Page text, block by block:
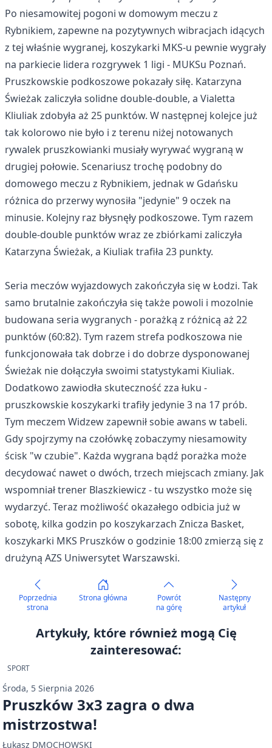
Po niesamowitej pogoni w domowym meczu z
Rybnikiem, zapewne na pozytywnych wibracjach idących
z tej właśnie wygranej, koszykarki MKS-u pewnie wygrały
na parkiecie lidera rozgrywek 1 ligi - MUKSu Poznań.
Pruszkowskie podkoszowe pokazały siłę. Katarzyna
Świeżak zaliczyła solidne double-double, a Vialetta
Kliuliak zdobyła aż 25 punktów. W następnej kolejce już
tak kolorowo nie było i z terenu niżej notowanych
rywalek pruszkowianki musiały wyrywać wygraną w
drugiej połowie. Scenariusz trochę podobny do
domowego meczu z Rybnikiem, jednak w Gdańsku
różnica do przerwy wynosiła "jedynie" 9 oczek na
minusie. Kolejny raz błysnęły podkoszowe. Tym razem
double-double punktów wraz ze zbiórkami zaliczyła
Katarzyna Świeżak, a Kiuliak trafiła 23 punkty.
Seria meczów wyjazdowych zakończyła się w Łodzi. Tak
samo brutalnie zakończyła się także powoli i mozolnie
budowana seria wygranych - porażką z różnicą aż 22
punktów (60:82). Tym razem strefa podkoszowa nie
funkcjonowała tak dobrze i do dobrze dysponowanej
Świeżak nie dołączyła swoimi statystykami Kiuliak.
Dodatkowo zawiodła skuteczność zza łuku -
pruszkowskie koszykarki trafiły jedynie 3 na 17 prób.
Tym meczem Widzew zapewnił sobie awans w tabeli.
Gdy spojrzymy na czołówkę zobaczymy niesamowity
ścisk "w czubie". Każda wygrana bądź porażka może
decydować nawet o dwóch, trzech miejscach zmiany. Jak
wspomniał trener Blaszkiewicz - tu wszystko może się
wydarzyć. Teraz możliwość okazałego odbicia już w
sobotę, kilka godzin po koszykarzach Znicza Basket,
koszykarki MKS Pruszków o godzinie 18:00 zmierzą się z
drużyną AZS Uniwersytet Warszawski.
Poprzednia
strona
Strona główna
Powrót
na górę
Następny
artykuł
Artykuły, które również mogą Cię
zainteresować:
SPORT
Środa, 5 Sierpnia 2026
Pruszków 3x3 zagra o dwa
mistrzostwa!
Łukasz DMOCHOWSKI